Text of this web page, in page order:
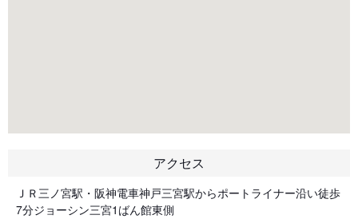
アクセス
ＪＲ三ノ宮駅・阪神電車神戸三宮駅からポートライナー沿い徒歩
7分ジョーシン三宮1ばん館東側